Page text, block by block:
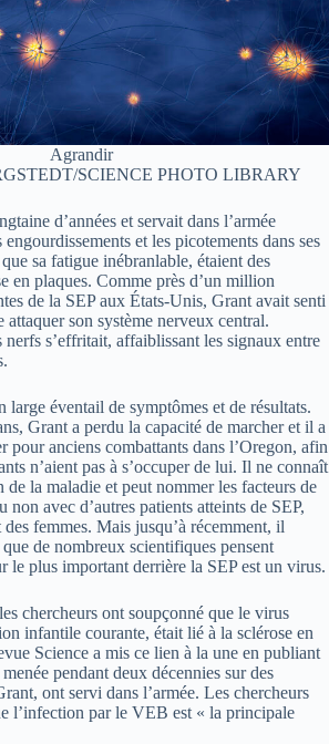
Agrandir
SCIENCE PHOTO LIBRARY
d’années et servait dans l’armée
et les picotements dans ses
sa fatigue inébranlable, étaient des
en plaques. Comme près d’un million
de la SEP aux États-Unis, Grant avait senti
attaquer son système nerveux central.
nerfs s’effritait, affaiblissant les signaux entre
éventail de symptômes et de résultats.
Grant a perdu la capacité de marcher et il a
pour anciens combattants dans l’Oregon, afin
n’aient pas à s’occuper de lui. Il ne connaît
la maladie et peut nommer les facteurs de
non avec d’autres patients atteints de SEP,
femmes. Mais jusqu’à récemment, il
de nombreux scientifiques pensent
le plus important derrière la SEP est un virus.
chercheurs ont soupçonné que le virus
infantile courante, était lié à la sclérose en
Science a mis ce lien à la une en publiant
pendant deux décennies sur des
ont servi dans l’armée. Les chercheurs
l’infection par le VEB est « la principale